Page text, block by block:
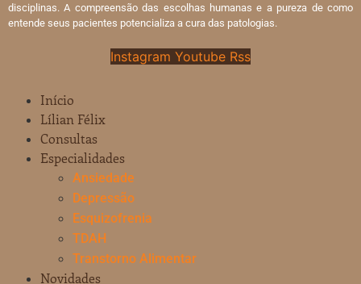
disciplinas. A compreensão das escolhas humanas e a pureza de como
entende seus pacientes potencializa a cura das patologias.
Instagram Youtube Rss
Início
Lílian Félix
Consultas
Especialidades
Ansiedade
Depressão
Esquizofrenia
TDAH
Transtorno Alimentar
Novidades